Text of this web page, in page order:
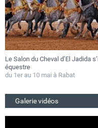
Le Salon du Cheval d’El Jadida
équestre
du 1er au 10 mai à Rabat
Galerie vidéos